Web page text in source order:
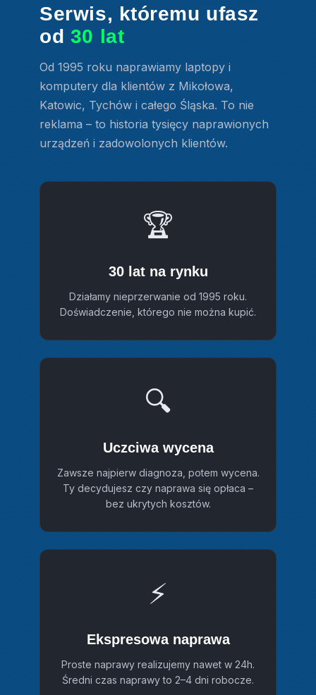
Serwis, któremu ufasz
od 30 lat
Od 1995 roku naprawiamy laptopy i
komputery dla klientów z Mikołowa,
Katowic, Tychów i całego Śląska. To nie
reklama – to historia tysięcy naprawionych
urządzeń i zadowolonych klientów.
🏆
30 lat na rynku
Działamy nieprzerwanie od 1995 roku.
Doświadczenie, którego nie można kupić.
🔍
Uczciwa wycena
Zawsze najpierw diagnoza, potem wycena.
Ty decydujesz czy naprawa się opłaca –
bez ukrytych kosztów.
⚡
Ekspresowa naprawa
Proste naprawy realizujemy nawet w 24h.
Średni czas naprawy to 2–4 dni robocze.